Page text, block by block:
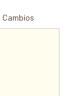
Cambios